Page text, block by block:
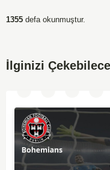
1355 defa okunmuştur.
İlginizi